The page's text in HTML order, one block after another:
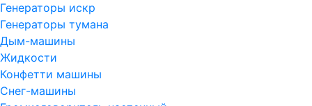
Генераторы искр
Генераторы тумана
Дым-машины
Жидкости
Конфетти машины
Снег-машины